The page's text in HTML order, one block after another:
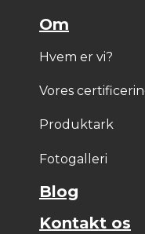
Om
Hvem er vi?
Vores
Produktark
Fotogalleri
Blog
Kontakt os